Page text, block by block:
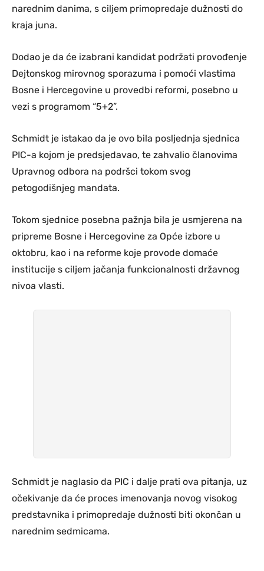
narednim danima, s ciljem primopredaje dužnosti do
kraja juna.
Dodao je da će izabrani kandidat podržati provođenje
Dejtonskog mirovnog sporazuma i pomoći vlastima
Bosne i Hercegovine u provedbi reformi, posebno u
vezi s programom “5+2”.
Schmidt je istakao da je ovo bila posljednja sjednica
PIC-a kojom je predsjedavao, te zahvalio članovima
Upravnog odbora na podršci tokom svog
petogodišnjeg mandata.
Tokom sjednice posebna pažnja bila je usmjerena na
pripreme Bosne i Hercegovine za Opće izbore u
oktobru, kao i na reforme koje provode domaće
institucije s ciljem jačanja funkcionalnosti državnog
nivoa vlasti.
Schmidt je naglasio da PIC i dalje prati ova pitanja, uz
očekivanje da će proces imenovanja novog visokog
predstavnika i primopredaje dužnosti biti okončan u
narednim sedmicama.